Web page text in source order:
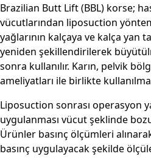
Brazilian Butt Lift (BBL) korse;
vücutlarından liposuction
yağlarının kalçaya ve kalça yan
yeniden şekillendirilerek
sonra kullanılır. Karın, pelvik
ameliyatları ile birlikte
Liposuction sonrası operasyon
uygulanması vücut şeklinde
Ürünler basınç ölçümleri
basınç uygulayacak şekilde